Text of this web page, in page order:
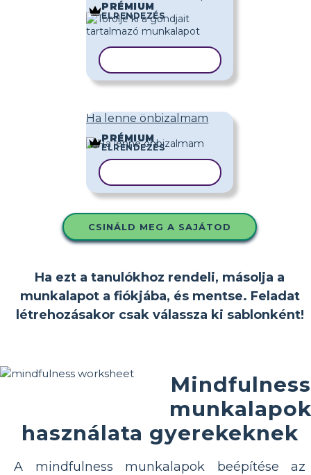
PRÉMIUM
ELRENDEZÉS
Ha lenne önbizalmam
PRÉMIUM
ELRENDEZÉS
CSINÁLD MEG A SAJÁTOD
Ha ezt a tanulókhoz rendeli, másolja a
munkalapot a fiókjába, és mentse. Feladat
létrehozásakor csak válassza ki sablonként!
Mindfulness
munkalapok
használata gyerekeknek
A mindfulness munkalapok beépítése az